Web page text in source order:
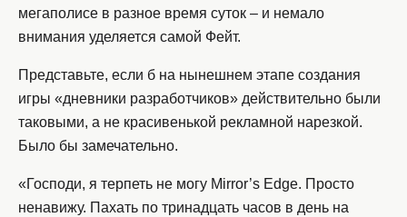
мегаполисе в разное время суток – и немало
внимания уделяется самой Фейт.
Представьте, если б на нынешнем этапе создания
игры «дневники разработчиков» действительно были
таковыми, а не красивенькой рекламной нарезкой.
Было бы замечательно.
«Господи, я терпеть не могу Mirror’s Edge. Просто
ненавижу. Пахать по тринадцать часов в день на